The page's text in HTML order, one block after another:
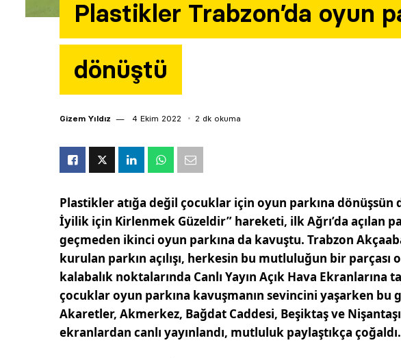
Plastikler Trabzon’da oyun
dönüştü
Gizem Yıldız 4 Ekim 2022 2 dk okuma
Plastikler atığa değil çocuklar için oyun parkına dönüşsün
İyilik için Kirlenmek Güzeldir” hareketi, ilk Ağrı’da açılan
geçmeden ikinci oyun parkına da kavuştu. Trabzon
kurulan parkın açılışı, herkesin bu mutluluğun bir parçası
kalabalık noktalarında Canlı Yayın Açık Hava Ekranlarına
çocuklar oyun parkına kavuşmanın sevincini yaşarken bu
Akaretler, Akmerkez, Bağdat Caddesi, Beşiktaş ve
ekranlardan canlı yayınlandı, mutluluk paylaştıkça çoğaldı.